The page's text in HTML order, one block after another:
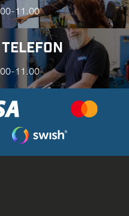
11.00
11.00